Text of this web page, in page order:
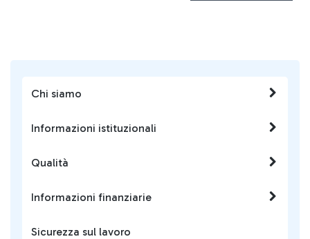
Chi siamo
Informazioni istituzionali
Qualità
Informazioni finanziarie
Sicurezza sul lavoro